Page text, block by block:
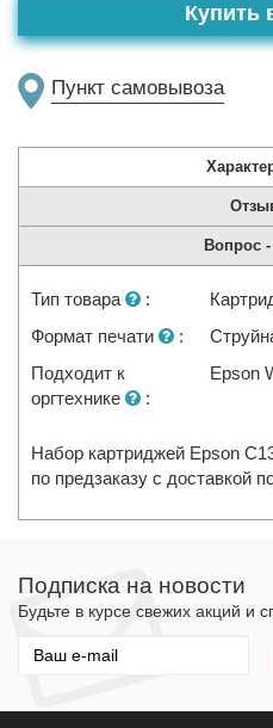
Пункт самовывоза
Купить
Вопрос
Тип товара :
Формат печати
:
Подходит к
оргтехнике
:
Epson
Набор картриджей Epson
по предзаказу с доставкой
Подписка на новости
Будьте в курсе свежих акций и